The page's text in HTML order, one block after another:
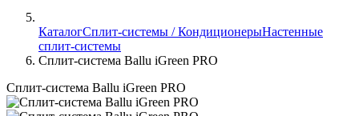
КаталогСплит-системы / КондиционерыНастенные
сплит-системы
Сплит-система Ballu iGreen PRO
Сплит-система Ballu iGreen PRO